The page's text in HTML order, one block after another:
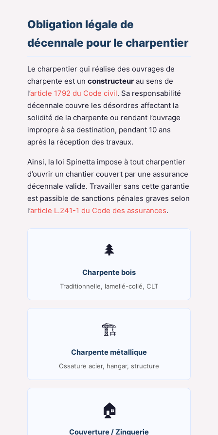
Obligation légale de
décennale pour le charpentier
Le charpentier qui réalise des ouvrages de
charpente est un constructeur au sens de
l’article 1792 du Code civil. Sa responsabilité
décennale couvre les désordres affectant la
solidité de la charpente ou rendant l’ouvrage
impropre à sa destination, pendant 10 ans
après la réception des travaux.
Ainsi, la loi Spinetta impose à tout charpentier
d’ouvrir un chantier couvert par une assurance
décennale valide. Travailler sans cette garantie
est passible de sanctions pénales graves selon
l’article L.241-1 du Code des assurances.
🌲
Charpente bois
Traditionnelle, lamellé-collé, CLT
🏗️
Charpente métallique
Ossature acier, hangar, structure
🏠
Couverture / Zinguerie